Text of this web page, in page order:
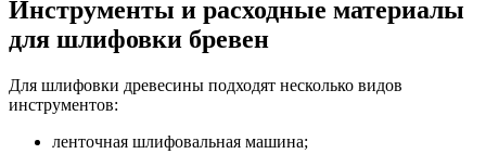
Инструменты и расходные материалы
для шлифовки бревен
Для шлифовки древесины подходят несколько видов
инструментов:
ленточная шлифовальная машина;